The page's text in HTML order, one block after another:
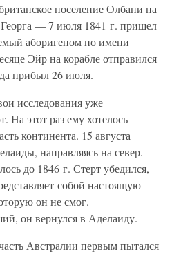
поселение Олбани на
Георга — 7 июля 1841 г. пришел
аборигеном по имени
Эйр на корабле отправился
прибыл 26 июля.
исследования уже
На этот раз ему хотелось
континента. 15 августа
направляясь на север.
до 1846 г. Стерт убедился,
собой настоящую
он не смог.
он вернулся в Аделаиду.
Австралии первым пытался